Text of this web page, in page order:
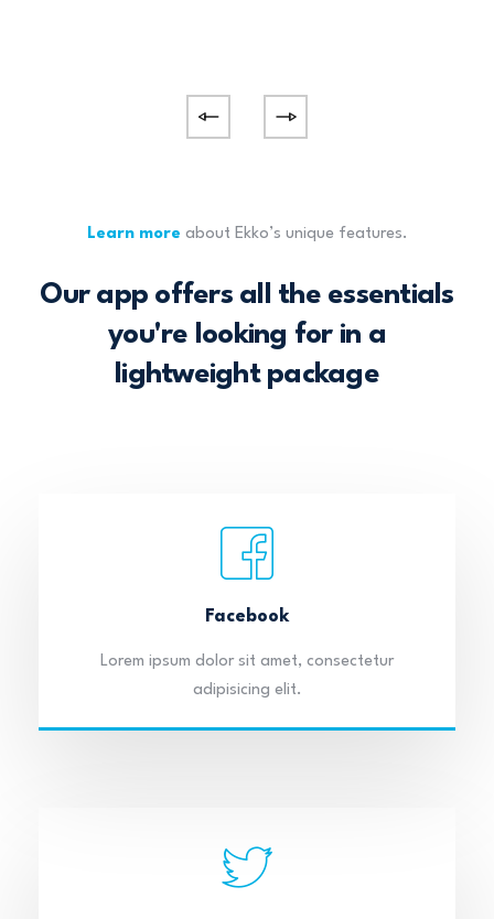
Learn more about Ekko’s unique features.
Our app offers all the essentials
you're looking for in a
lightweight package
Facebook
Lorem ipsum dolor sit amet, consectetur
adipisicing elit.